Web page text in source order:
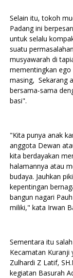
Selain itu, tokoh
Padang ini
untuk selalu
suatu
musyawarah di
mementingkan
masing, Sekarang
bersama-sama
basi".
"Kita punya anak
anggota Dewan
kita berdayakan
halamannya atau
budaya. Jauhkan
kepentingan
bangun nagari
miliki," kata Irwan
Sementara itu
Kecamatan Kuranji
Zulhardi Z Latif,
kegiatan Basurah